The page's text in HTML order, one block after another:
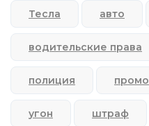
Тесла авто
водительские права
полиция промо
угон штраф